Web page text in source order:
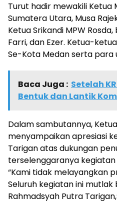
Turut hadir mewakili Ketua
Sumatera Utara, Musa
Ketua Srikandi MPW
Farri, dan Ezer. Ketua-
Se-Kota Medan serta para
Baca Juga : Setelah
Bentuk dan Lantik
Dalam sambutannya,
menyampaikan apresiasi
Tarigan atas dukungan
terselenggaranya
“Kami tidak melayangkan
Seluruh kegiatan ini
Rahmadsyah Putra